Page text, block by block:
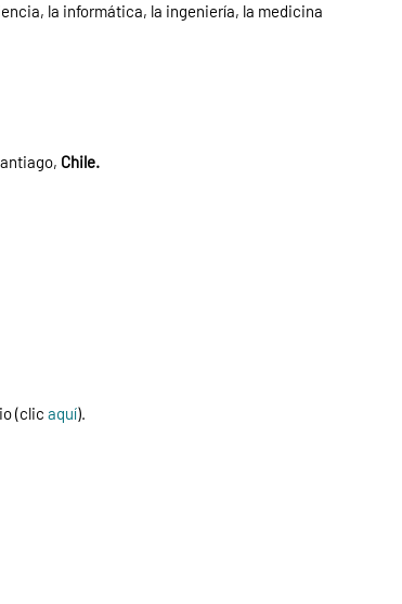
la informática, la ingeniería, la medicina
Chile.
(clic aquí).